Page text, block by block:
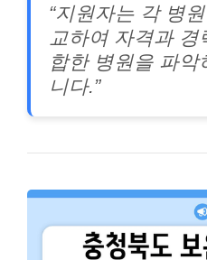
“지원자는 각 병
교하여 자격과
합한 병원을 파
니다.”